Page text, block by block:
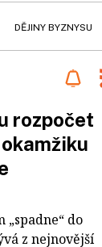
DĚJINY BYZNYSU
rozpočet
do
z nejnovější